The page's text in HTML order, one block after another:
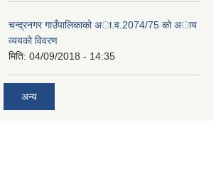
चन्द्रनगर गाउँपालिकाको अा‍‍‍.व.2074/75 को अाय
व्ययको विवरण
मिति: 04/09/2018 - 14:35
अन्य